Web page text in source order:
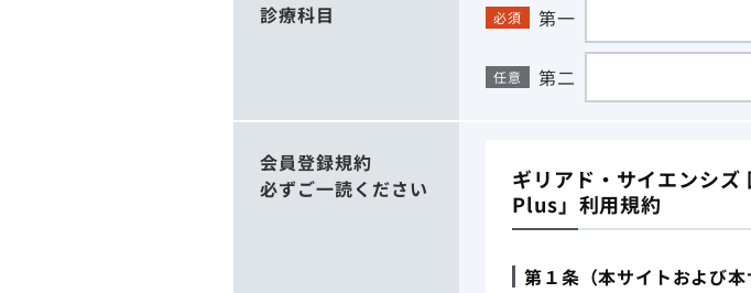
診療科目 必須 第一
任意 第二
会員登録規約
必ずご一読ください
ギリアド・サイエンシズ
Plus」利用規約
第１条（本サイトおよび本